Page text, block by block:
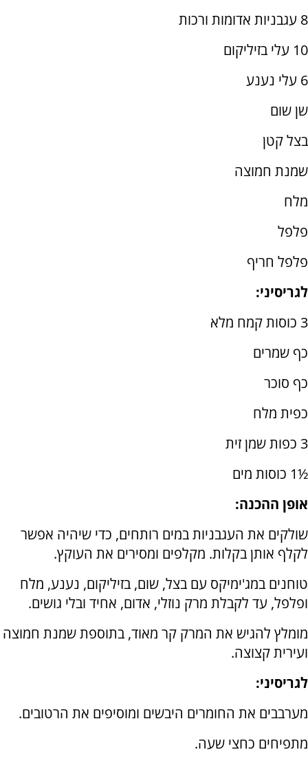
8 עגבניות אדומות ורכות
10 עלי בזיליקום
6 עלי נענע
שן שום
בצל קטן
שמנת חמוצה
מלח
פלפל
פלפל חריף
לגריסיני:
3 כוסות קמח מלא
כף שמרים
כף סוכר
כפית מלח
3 כפות שמן זית
½1 כוסות מים
אופן ההכנה:
שולקים את העגבניות במים רותחים, כדי שיהיה אפשר
לקלף אותן בקלות. מקלפים ומסירים את העוקץ.
טוחנים במג'ימיקס עם בצל, שום, בזיליקום, נענע, מלח
ופלפל, עד לקבלת מרק נוזלי, אדום, אחיד ובלי גושים.
מומלץ להגיש את המרק קר מאוד, בתוספת שמנת חמוצה
ועירית קצוצה.
לגריסיני:
מערבבים את החומרים היבשים ומוסיפים את הרטובים.
מתפיחים כחצי שעה.